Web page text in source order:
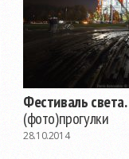
Фестиваль света.
(фото)прогулки
28.10.2014